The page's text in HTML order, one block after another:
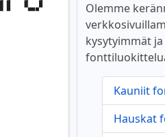
Olemme
kysytyimmät
Kauniit
Hauskat